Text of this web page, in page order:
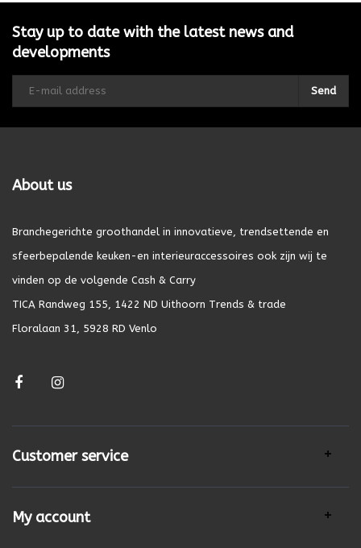
Stay up to date with the latest news and
developments
Send
About us
Branchegerichte groothandel in innovatieve, trendsettende en
sfeerbepalende keuken-en interieuraccessoires ook zijn wij te
vinden op de volgende Cash & Carry
TICA Randweg 155, 1422 ND Uithoorn Trends & trade
Floralaan 31, 5928 RD Venlo
Customer service
My account